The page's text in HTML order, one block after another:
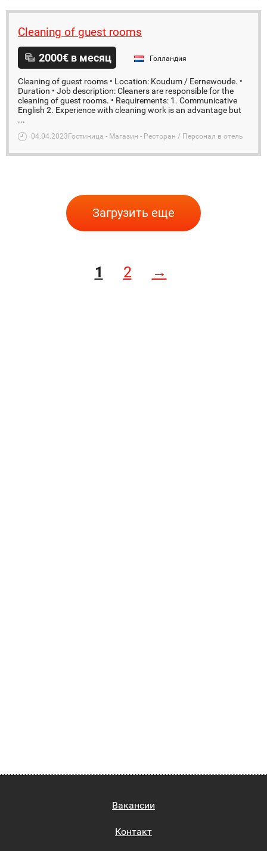
Cleaning of guest rooms
2000€ в месяц Голландия
Cleaning of guest rooms • Location: Koudum / Eernewoude. •
Duration • Job description: Cleaners are responsible for the
cleaning of guest rooms. • Requirements: 1. Communicative
English 2. Experience with cleaning work is an advantage but
...
04.04.2023 Гостиница - Магазин - Ресторан / Персонал в отель
Загрузить еще
1 2 →
Вакансии
Контакт